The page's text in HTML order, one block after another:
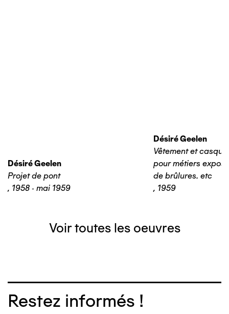
Désiré Geelen
Projet de pont
, 1958 - mai 1959
Désiré Geelen
Vêtement et
pour métiers
de brûlures. etc
, 1959
Voir toutes les oeuvres
Restez informés !